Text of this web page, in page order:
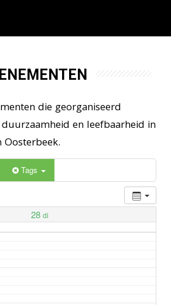
die georganiseerd
en leefbaarheid in
Tags
28 di